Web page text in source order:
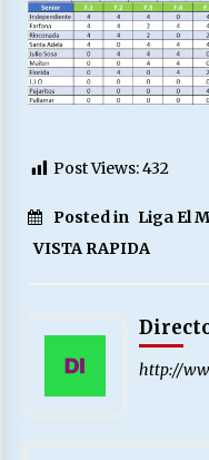
Post Views:432
Posted in Liga El
VISTA RAPIDA
http://